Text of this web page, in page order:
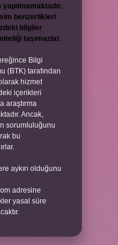
benzerlikleri
bilgiler
taşımazlar.
Bilgi
(BTK) tarafından
hizmet
içerikleri
araştırma
Ancak,
sorumluluğunu
bu
aykırı olduğunu
adresine
yasal süre